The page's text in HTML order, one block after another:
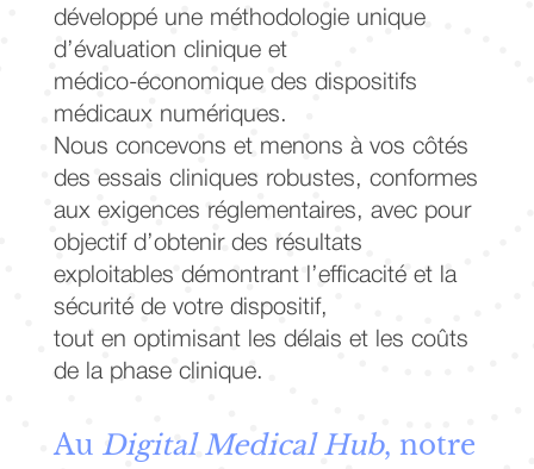
développé une méthodologie unique
d’évaluation clinique et
médico-économique des dispositifs
médicaux numériques.
Nous concevons et menons à vos côtés
des essais cliniques robustes, conformes
aux exigences réglementaires, avec pour
objectif d’obtenir des résultats
exploitables démontrant l’efficacité et la
sécurité de votre dispositif,
tout en optimisant les délais et les coûts
de la phase clinique.
Au Digital Medical Hub, notre